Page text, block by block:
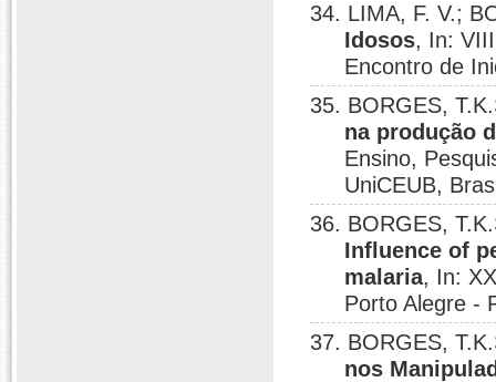
34. LIMA, F. V.;
Idosos, In:
Encontro de
35. BORGES,
na produção
Ensino,
UniCEUB,
36. BORGES,
Influence of
malaria, In:
Porto Alegre -
37. BORGES,
nos